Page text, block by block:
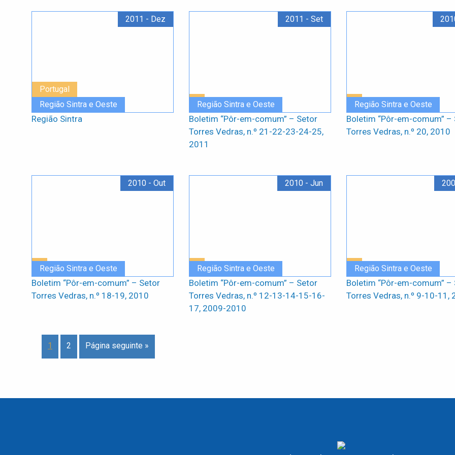
Portugal
Região Sintra e Oeste
2011 - Dez
Região Sintra
Região Sintra e Oeste
2011 - Set
Boletim “Pôr-em-comum” – Setor
Torres Vedras, n.º 21-22-23-24-25,
2011
Região Sintra e Oeste
Boletim “Pôr-em-comum” –
Torres Vedras, n.º 20, 2010
Região Sintra e Oeste
2010 - Out
Boletim “Pôr-em-comum” – Setor
Torres Vedras, n.º 18-19, 2010
Região Sintra e Oeste
2010 - Jun
Boletim “Pôr-em-comum” – Setor
Torres Vedras, n.º 12-13-14-15-16-
17, 2009-2010
Região Sintra e Oeste
Boletim “Pôr-em-comum” –
Torres Vedras, n.º 9-10-11,
1 2 Página seguinte »